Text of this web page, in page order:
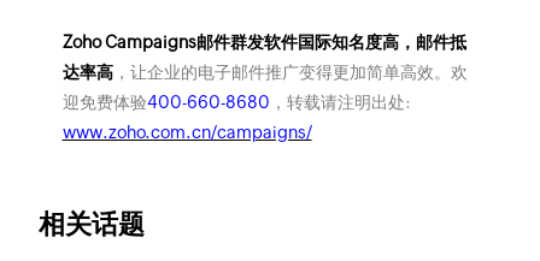
Zoho Campaigns邮件群发软件国际知名度高，邮件抵
达率高，让企业的电子邮件推广变得更加简单高效。欢
迎免费体验400-660-8680 ，转载请注明出处:
www.zoho.com.cn/campaigns/
相关话题